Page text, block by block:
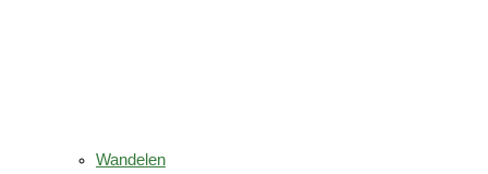
Wandelen